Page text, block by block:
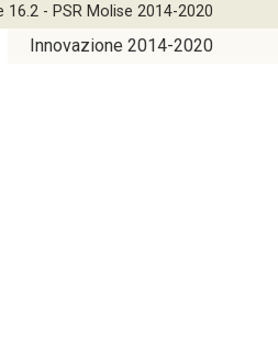
- PSR Molise 2014-2020
Innovazione 2014-2020